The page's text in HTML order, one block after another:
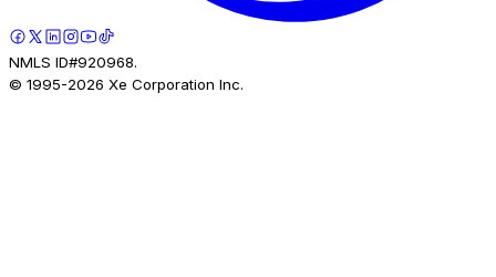
NMLS ID#920968.
© 1995-2026 Xe Corporation Inc.